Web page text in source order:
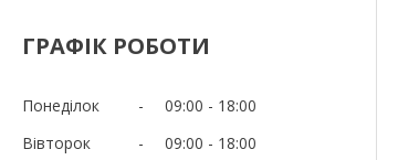
ГРАФІК РОБОТИ
Понеділок 09:00
18:00
Вівторок
09:00
18:00